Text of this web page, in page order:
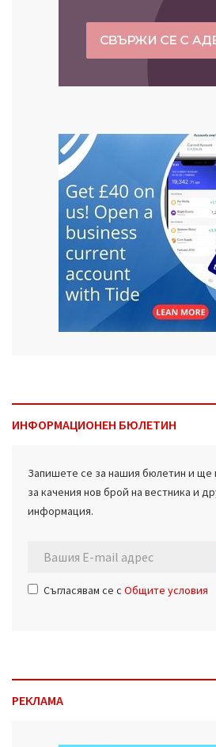
ИНФОРМАЦИОНЕН БЮЛЕТИН
Запишете се за нашия бюлетин и ще
за качения нов брой на вестника и
информация.
Съгласявам се с Общите условия
РЕКЛАМА